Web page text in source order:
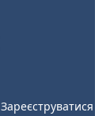
Зареєструватися